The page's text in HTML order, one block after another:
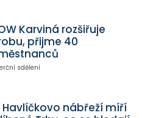
Karviná rozšiřuje
přijme 40
sdělení
Havlíčkovo nábřeží míří